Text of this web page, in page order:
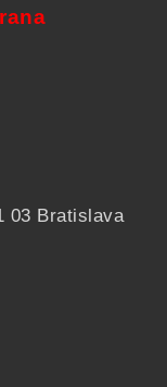
03 Bratislava